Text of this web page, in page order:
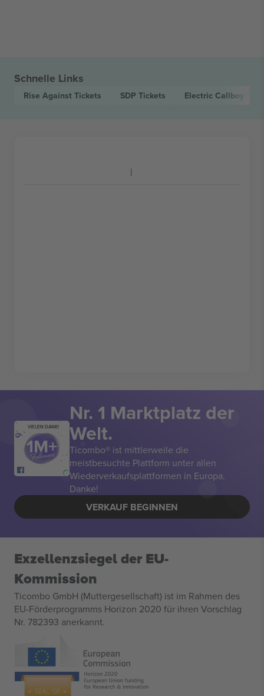
Schnelle Links
Rise Against Tickets SDP Tickets Electric Callboy
VIELEN DANK!
Nr. 1 Marktplatz der
Welt.
Ticombo® ist mittlerweile die
meistbesuchte Plattform unter allen
Wiederverkaufsplattformen in Europa.
Danke!
VERKAUF BEGINNEN
Exzellenzsiegel der EU-
Kommission
Ticombo GmbH (Muttergesellschaft) ist im Rahmen des
EU-Förderprogramms Horizon 2020 für ihren Vorschlag
Nr. 782393 anerkannt.